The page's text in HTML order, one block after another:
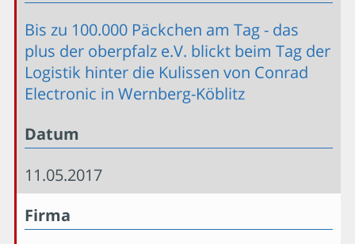
Bis zu 100.000 Päckchen am Tag - das
plus der oberpfalz e.V. blickt beim Tag der
Logistik hinter die Kulissen von Conrad
Electronic in Wernberg-Köblitz
Datum
11.05.2017
Firma